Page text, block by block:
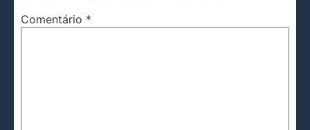
Comentário *